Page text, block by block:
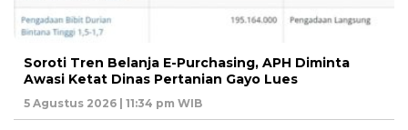
Soroti Tren Belanja E-Purchasing, APH Diminta
Awasi Ketat Dinas Pertanian Gayo Lues
5 Agustus 2026 | 11:34 pm WIB